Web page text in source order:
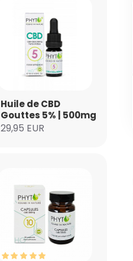
Huile de CBD
Gouttes 5% | 500mg
29,95 EUR